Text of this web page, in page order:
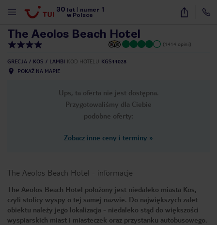
30 lat numer 1
w Polsce
38
The Aeolos Beach Hotel
(1414 opinii)
GRECJA KOS LAMBI KOD HOTELU KGS11028
POKAŻ NA MAPIE
Ups, ta oferta nie jest dostępna.
Przygotowaliśmy dla Ciebie
podobne oferty:
Zobacz inne ceny i terminy »
The Aeolos Beach Hotel - informacje
The Aeolos Beach Hotel położony jest niedaleko miasta Kos,
czyli stolicy wyspy o tej samej nazwie. Do największych zalet
obiektu należy jego lokalizacja - niedaleko stąd do większości
wyspiarskich miast i miasteczek oraz przystanku autobusowego.